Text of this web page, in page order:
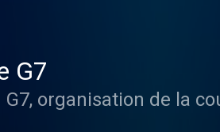
G7
organisation de la